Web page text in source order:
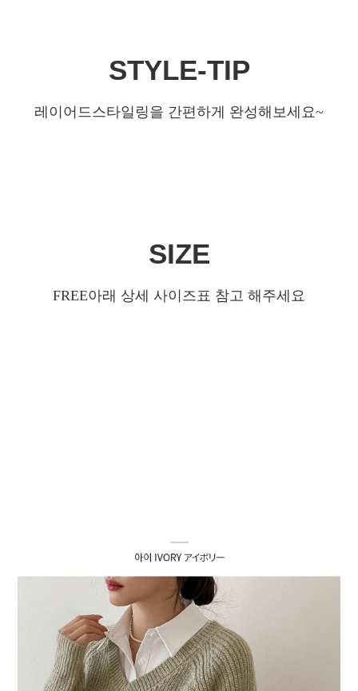
STYLE-TIP
레이어드스타일링을 간편하게 완성해보세요~
SIZE
FREE아래 상세 사이즈표 참고 해주세요